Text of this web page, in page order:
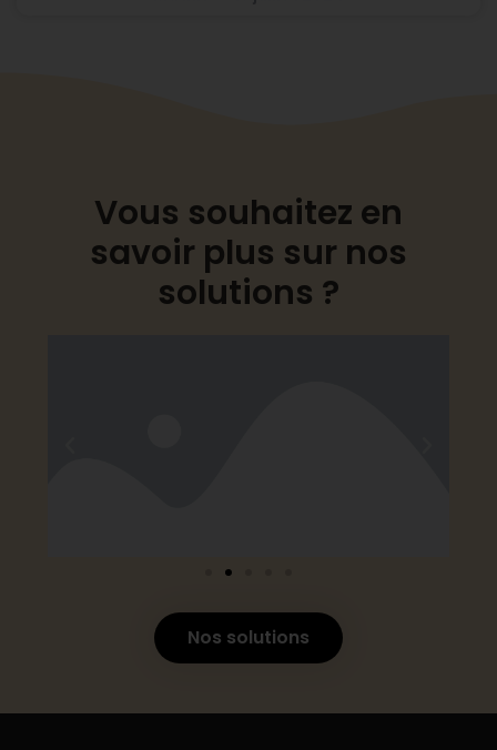
Vous souhaitez en
savoir plus sur nos
solutions ?
Nos solutions